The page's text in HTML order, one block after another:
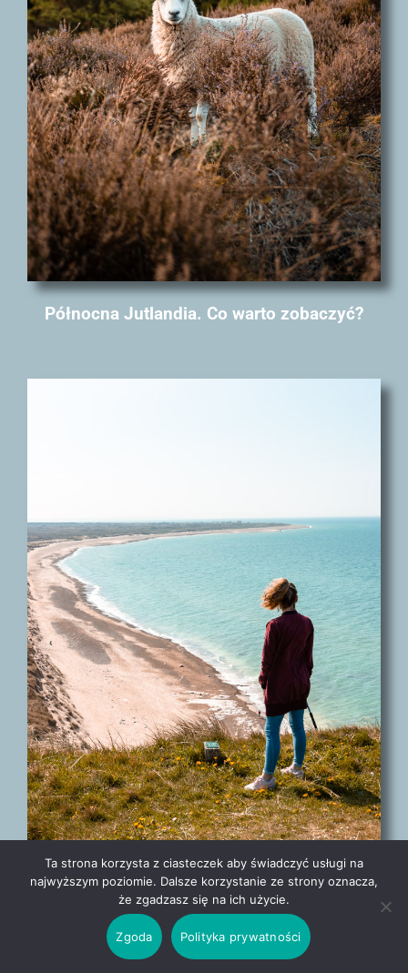
Północna Jutlandia. Co warto zobaczyć?
5 miejsc, które musisz zobaczyć na Północy
Danii
Ta strona korzysta z ciasteczek aby świadczyć usługi na
najwyższym poziomie. Dalsze korzystanie ze strony oznacza,
że zgadzasz się na ich użycie.
Zgoda Polityka prywatności